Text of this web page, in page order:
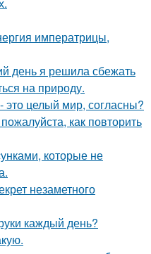
императрицы,
день я решила сбежать
на природу.
целый мир, согласны?
как повторить
которые не
незаметного
каждый день?